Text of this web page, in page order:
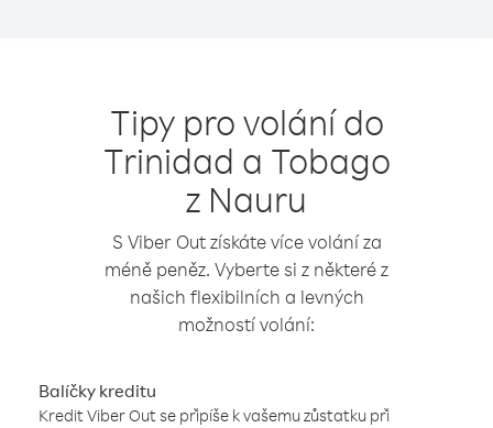
Tipy pro volání do
Trinidad a Tobago
z Nauru
S Viber Out získáte více volání za
méně peněz. Vyberte si z některé z
našich flexibilních a levných
možností volání:
Balíčky kreditu
Kredit Viber Out se připíše k vašemu zůstatku při